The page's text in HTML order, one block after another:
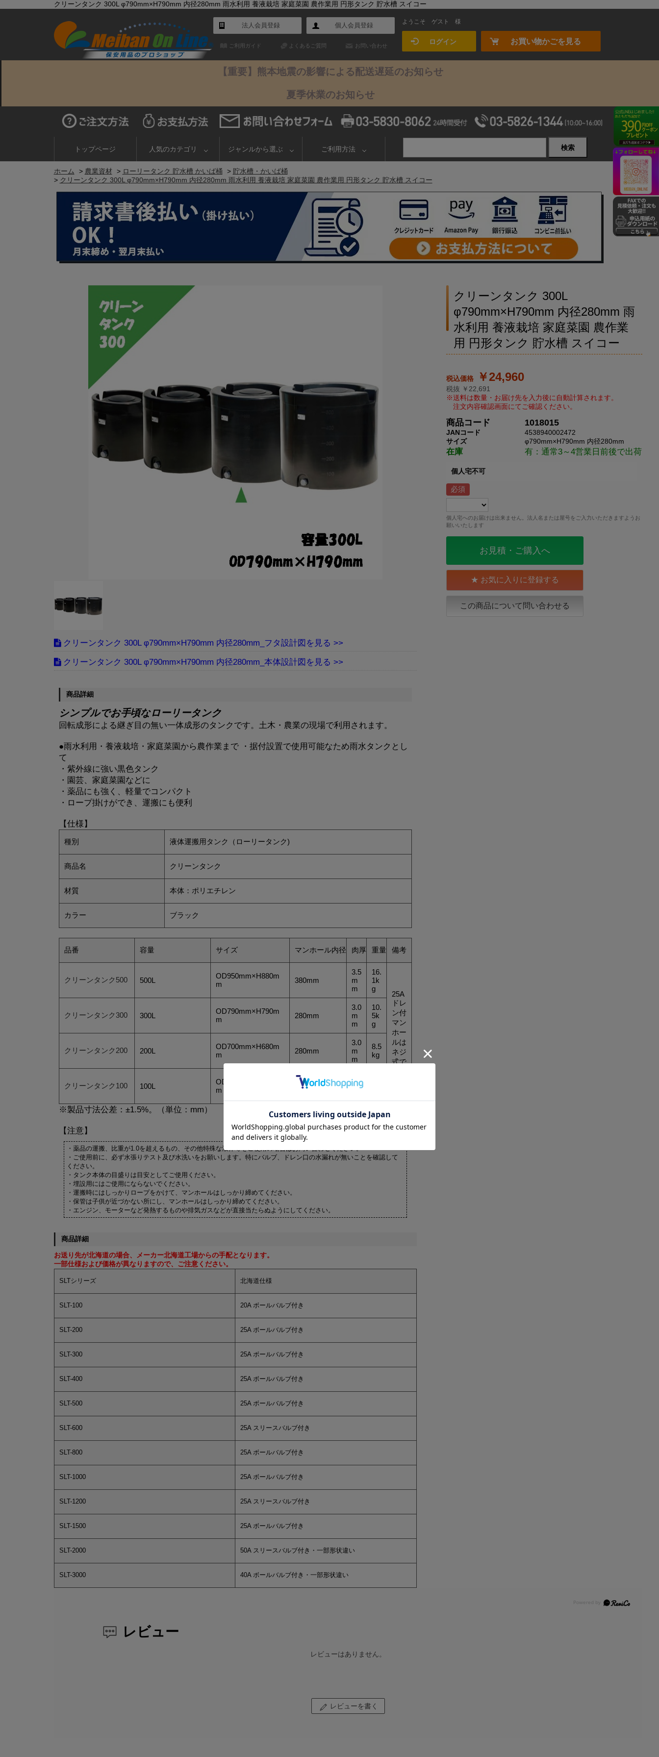
クリーンタンク 300L φ790mm×H790mm 内径280mm 雨水利用 養液栽培 家庭菜園 農作業用 円形タンク 貯水槽 スイコー
法人会員登録 個人会員登録
ご利用ガイド よくあるご質問 お問い合わせ
ようこそ ゲスト 様
ログイン お買い物かごを見る
【重要】熊本地震の影響による配送遅延のお知らせ
夏季休業のお知らせ
トップページ 人気のカテゴリ ジャンルから選ぶ ご利用方法 検索
ホーム > 農業資材 > ローリータンク 貯水槽 かいば桶 > 貯水槽・かいば桶
> クリーンタンク 300L φ790mm×H790mm 内径280mm 雨水利用 養液栽培 家庭菜園 農作業用 円形タンク 貯水槽 スイコー
クリーンタンク 300L φ790mm×H790mm 内径280mm_フタ設計図
クリーンタンク 300L φ790mm×H790mm 内径280mm_本体設計図
商品詳細
シンプルでお手頃なローリータンク
回転成形による継ぎ目の無い一体成形のタンクです。土木・農業の現場で利用されます。
●雨水利用・養液栽培・家庭菜園から農作業まで ・据付設置で使用可能なため雨水タンクとし
て
・紫外線に強い黒色タンク
・園芸、家庭菜園などに
・薬品にも強く、軽量でコンパクト
・ロープ掛けができ、運搬にも便利
【仕様】
種別 液体運搬用タンク（ローリータンク)
商品名 クリーンタンク
材質 本体：ポリエチレン
カラー ブラック
品番 容量 サイズ マンホール内径 肉厚 重量 備考
クリーンタンク500 500L
OD950mm×H880m
m
380mm
3.5
m
m
16.
1k
g
25A
ドレ
ン付
マン
ホー
ルは
ネジ
式で
クリーンタンク300 300L
OD790mm×H790m
m
280mm
3.0
m
m
10.
5k
g
クリーンタンク200 200L
OD700mm×H680m
m
280mm
3.0
m
m
8.5
kg
クリーンタンク100 100L
OD580mm×H560m
m
280mm
2.7
m
※製品寸法公差：±1.5%。（単位：mm）
【注意】
・薬品の運搬、比重が1.0を超えるもの、その他特殊な液体等をご使用の場合はお問い合わせください。
・ご使用前に、必ず水張りテスト及び水洗いをお願いします。特にバルブ、ドレン口の水漏れが無いことを確認して
ください。
・タンク本体の目盛りは目安としてご使用ください。
・埋設用にはご使用にならないでください。
・運搬時にはしっかりロープをかけて、マンホールはしっかり締めてください。
・保管は子供が近づかない所にし、マンホールはしっかり締めてください。
・エンジン、モーターなど発熱するものや排気ガスなどが直接当たらぬようにしてください。
商品詳細
お送り先が北海道の場合、メーカー北海道工場からの手配となります。
一部仕様および価格が異なりますので、ご注意ください。
SLTシリーズ 北海道仕様
SLT-100 20A ボールバルブ付き
SLT-200 25A ボールバルブ付き
SLT-300 25A ボールバルブ付き
SLT-400 25A ボールバルブ付き
SLT-500 25A ボールバルブ付き
SLT-600 25A スリースバルブ付き
SLT-800 25A ボールバルブ付き
SLT-1000 25A ボールバルブ付き
SLT-1200 25A スリースバルブ付き
SLT-1500 25A ボールバルブ付き
SLT-2000 50A スリースバルブ付き・一部形状違い
SLT-3000 40A ボールバルブ付き・一部形状違い
クリーンタンク 300L
φ790mm×H790mm 内径280mm 雨
水利用 養液栽培 家庭菜園 農作業
用 円形タンク 貯水槽 スイコー
￥24,960
税抜 ￥22,691
商品コード 1018015
JANコード
4538940002472
サイズ
φ790mm×H790mm 内径280mm
在庫 有：通常3～4営業日前後で出荷
個人宅不可
個人宅へのお届けは出来ません。法人名または屋号をご入力いただきますようお
願いいたします
お見積・ご購入へ
この商品について問い合わせる
お気に入りに登録する
レビュー
レビューはありません。
レビューを書く